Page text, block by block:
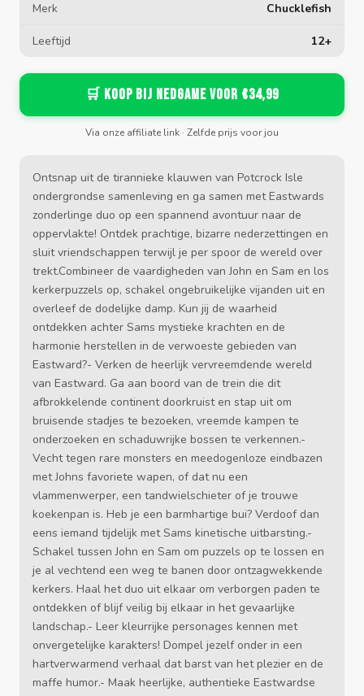
Merk Chucklefish
Leeftijd 12+
🛒 Koop bij Nedgame voor €34,99
Via onze affiliate link · Zelfde prijs voor jou
Ontsnap uit de tirannieke klauwen van Potcrock Isle
ondergrondse samenleving en ga samen met Eastwards
zonderlinge duo op een spannend avontuur naar de
oppervlakte! Ontdek prachtige, bizarre nederzettingen en
sluit vriendschappen terwijl je per spoor de wereld over
trekt.Combineer de vaardigheden van John en Sam en los
kerkerpuzzels op, schakel ongebruikelijke vijanden uit en
overleef de dodelijke damp. Kun jij de waarheid
ontdekken achter Sams mystieke krachten en de
harmonie herstellen in de verwoeste gebieden van
Eastward?- Verken de heerlijk vervreemdende wereld
van Eastward. Ga aan boord van de trein die dit
afbrokkelende continent doorkruist en stap uit om
bruisende stadjes te bezoeken, vreemde kampen te
onderzoeken en schaduwrijke bossen te verkennen.-
Vecht tegen rare monsters en meedogenloze eindbazen
met Johns favoriete wapen, of dat nu een
vlammenwerper, een tandwielschieter of je trouwe
koekenpan is. Heb je een barmhartige bui? Verdoof dan
eens iemand tijdelijk met Sams kinetische uitbarsting.-
Schakel tussen John en Sam om puzzels op te lossen en
je al vechtend een weg te banen door ontzagwekkende
kerkers. Haal het duo uit elkaar om verborgen paden te
ontdekken of blijf veilig bij elkaar in het gevaarlijke
landschap.- Leer kleurrijke personages kennen met
onvergetelijke karakters! Dompel jezelf onder in een
hartverwarmend verhaal dat barst van het plezier en de
maffe humor.- Maak heerlijke, authentieke Eastwardse